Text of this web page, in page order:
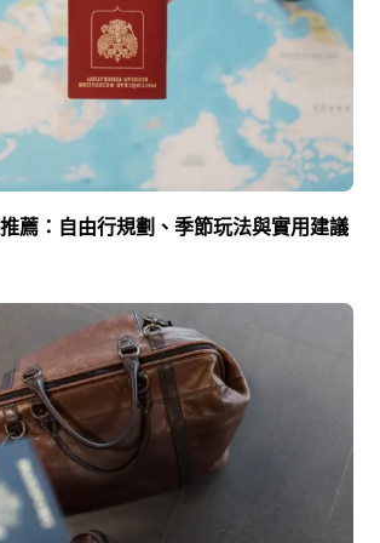
薦：自由行規劃、季節玩法與實用建議